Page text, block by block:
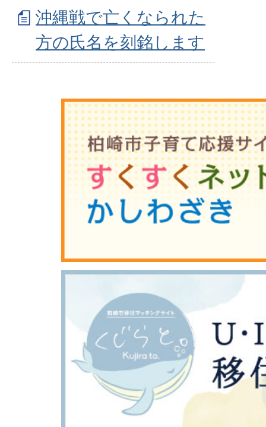
沖縄戦で亡くなられた
方の氏名を刻銘します